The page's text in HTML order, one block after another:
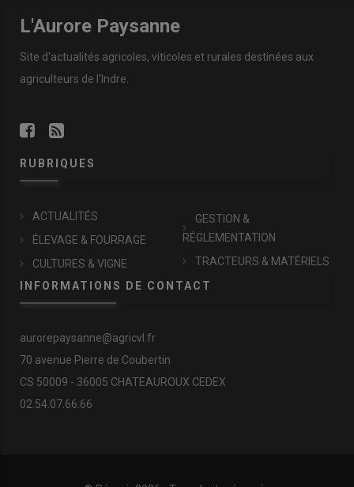
L'Aurore Paysanne
Site d'actualités agricoles, viticoles et rurales destinées aux
agriculteurs de l'Indre.
RUBRIQUES
ACTUALITÉS
ÉLEVAGE & FOURRAGE
CULTURES & VIGNE
GESTION &
RÉGLEMENTATION
TRACTEURS & MATÉRIELS
INFORMATIONS DE CONTACT
aurorepaysanne@agricvl.fr
70 avenue Pierre de Coubertin
CS 50009 - 36005 CHATEAUROUX CEDEX
02.54.07.66.66